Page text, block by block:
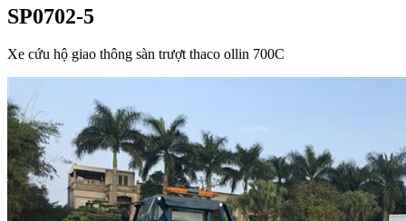
SP0702-5
Xe cứu hộ giao thông sàn trượt thaco ollin 700C